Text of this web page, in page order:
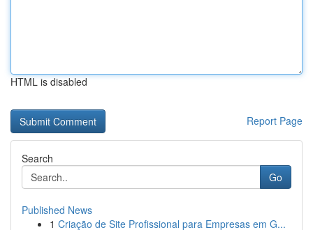
HTML is disabled
Report Page
Search
Go
Published News
1 Criação de Site Profissional para Empresas em G...